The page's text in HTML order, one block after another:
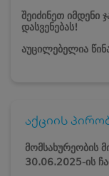
შეიძინეთ იმდენი
დასვენებას!
აუცილებელია
აქციის
მომსახურეობის
30.06.2025-ის